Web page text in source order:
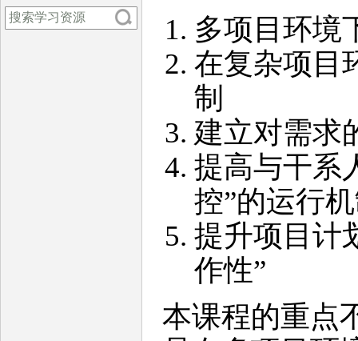
多项目环境
在复杂项目
制
建立对需求
提高与干系
控”的运行
提升项目计
作性”
本课程的重点